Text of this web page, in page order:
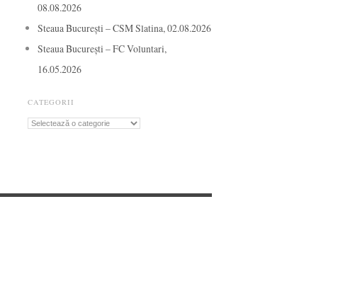
08.08.2026
Steaua București – CSM Slatina, 02.08.2026
Steaua București – FC Voluntari,
16.05.2026
CATEGORII
Categorii